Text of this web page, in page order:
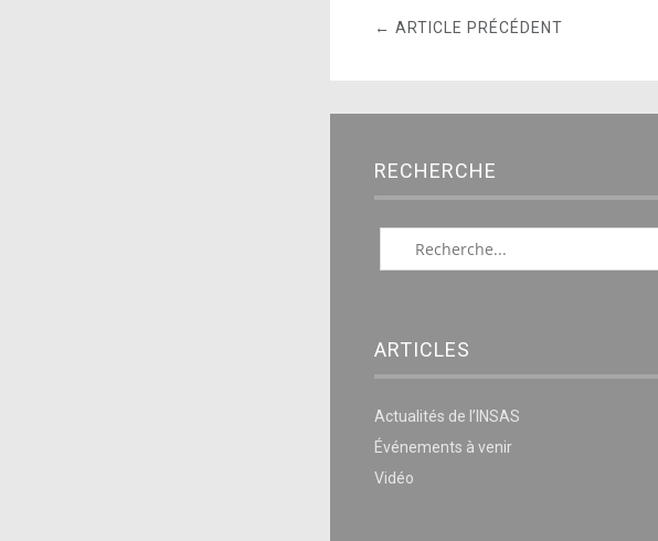
← ARTICLE PRÉCÉDENT
RECHERCHE
ARTICLES
Actualités de l’INSAS
Événements à venir
Vidéo